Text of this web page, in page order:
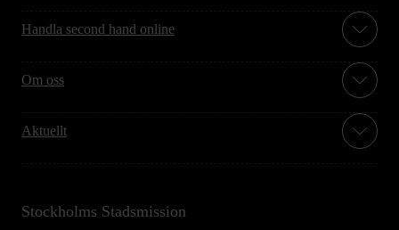
Handla second hand online
Om oss
Aktuellt
Stockholms Stadsmission